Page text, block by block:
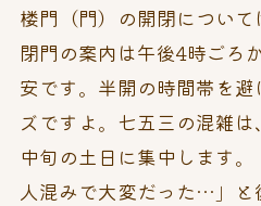
楼門（門）の開閉について
閉門の案内は午後4時ごろ
安です。半開の時間帯を
ズですよ。七五三の混雑は
中旬の土日に集中します
人混みで大変だった…」と